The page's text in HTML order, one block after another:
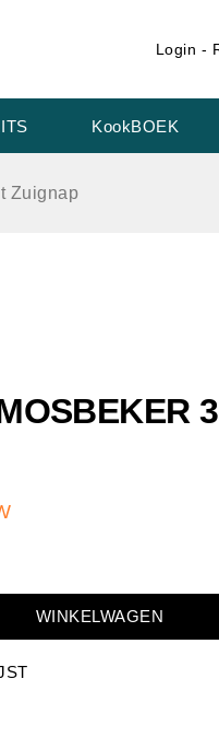
Login -
KookBOEK
Zuignap
WINKELWAGEN